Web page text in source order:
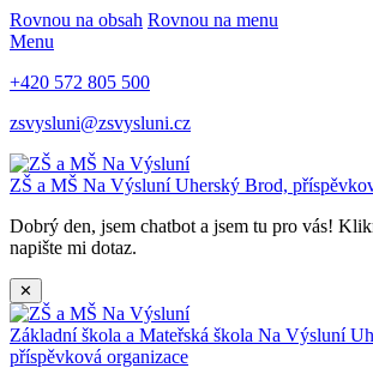
Rovnou na obsah Rovnou na menu
Menu
+420 572 805 500
zsvysluni@zsvysluni.cz
ZŠ a MŠ Na VýsluníUherský Brod,
Dobrý den, jsem chatbot a jsem tu pro vás!
napište mi dotaz.
✕
Základní škola a Mateřská škola Na Výsluní
příspěvková organizace